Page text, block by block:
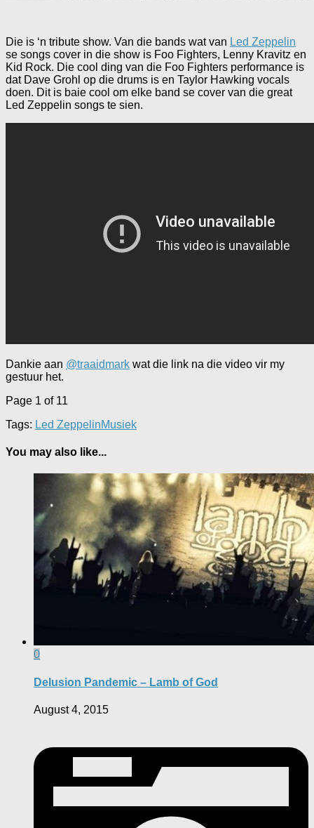
Die is ‘n tribute show. Van die bands wat van Led Zeppelin
se songs cover in die show is Foo Fighters, Lenny Kravitz en
Kid Rock. Die cool ding van die Foo Fighters performance is
dat Dave Grohl op die drums is en Taylor Hawking vocals
doen. Dit is baie cool om elke band se cover van die great
Led Zeppelin songs te sien.
Dankie aan @traaidmark wat die link na die video vir my
gestuur het.
Page 1 of 11
Tags: Led ZeppelinMusiek
You may also like...
0
Delusion Pandemic – Lamb of God
August 4, 2015